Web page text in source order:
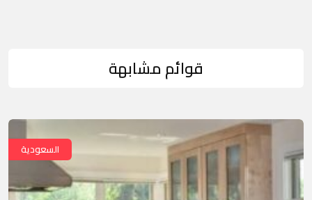
قوائم مشابهة
السعودية